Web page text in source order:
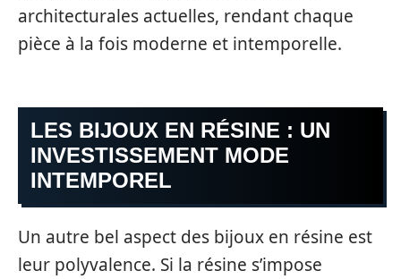
architecturales actuelles, rendant chaque
pièce à la fois moderne et intemporelle.
LES BIJOUX EN RÉSINE : UN
INVESTISSEMENT MODE
INTEMPOREL
Un autre bel aspect des bijoux en résine est
leur polyvalence. Si la résine s’impose